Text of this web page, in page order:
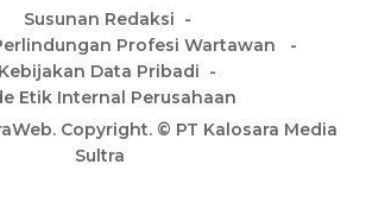
Susunan Redaksi
Profesi Wartawan
Kebijakan Data Pribadi
Etik Internal Perusahaan
Copyright. © PT Kalosara Media
Sultra